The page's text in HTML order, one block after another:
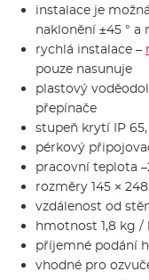
instalace je
naklonění ±45 ° a
rychlá instalace –
pouze nasunuje
plastový
přepínače
stupeň krytí IP
pérkový
pracovní teplota
rozměry 145 ×
vzdálenost od
hmotnost 1,8 kg /
příjemné podání
vhodné pro